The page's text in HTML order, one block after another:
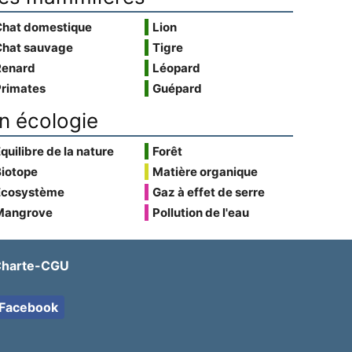
domestique
sauvage
Lion
Tigre
Léopard
Guépard
écologie
de la nature
Forêt
Matière organique
Gaz à effet de serre
Pollution de l'eau
CGU
Facebook